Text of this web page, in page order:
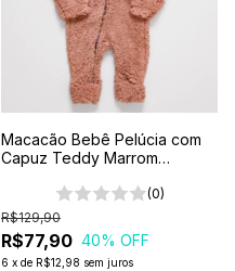
Macacão Bebê Pelúcia com
Capuz Teddy Marrom
(0)
R$77,90
R$129,90
40% OFF
6 x de R$12,98 sem juros